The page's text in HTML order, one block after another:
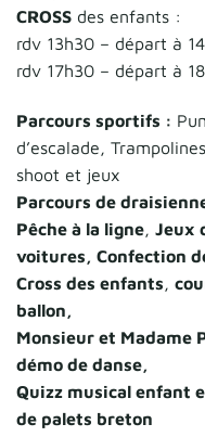
CROSS des enfants :
rdv 13h30 – départ à
rdv 17h30 – départ à
Parcours sportifs :
d’escalade,
shoot et jeux
Parcours de
Pêche à la ligne, Jeux
voitures, Confection
Cross des enfants,
ballon,
Monsieur et Madame
démo de danse,
Quizz musical enfant
de palets breton